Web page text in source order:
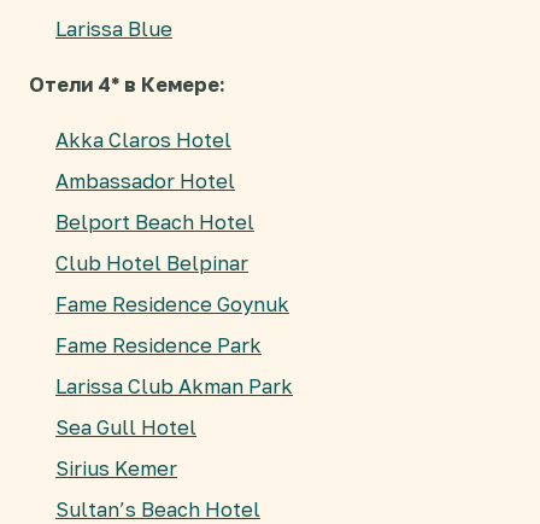
Larissa Blue
Отели 4* в Кемере:
Akka Claros Hotel
Ambassador Hotel
Belport Beach Hotel
Club Hotel Belpinar
Fame Residence Goynuk
Fame Residence Park
Larissa Club Akman Park
Sea Gull Hotel
Sirius Kemer
Sultan’s Beach Hotel